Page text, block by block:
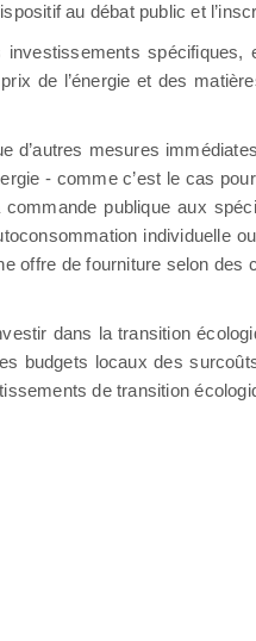
au débat public et
de l’énergie et des
d’autres mesures
- comme c’est le cas
publique aux
individuelle
offre de fourniture selon
dans la transition
budgets locaux des
de transition